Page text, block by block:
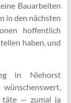
Bauarbeiten
in den nächsten
hoffentlich
haben, und
in Niehorst
täte — zumal ja